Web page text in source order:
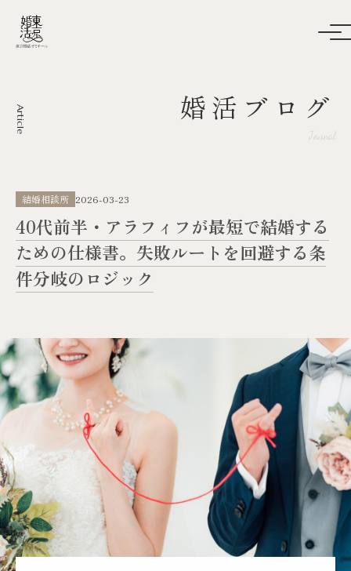
Article 婚活ブログ
Journal
結婚相談所 2026-03-23
40代前半・アラフィフが最短で結婚する
ための仕様書。失敗ルートを回避する条
件分岐のロジック